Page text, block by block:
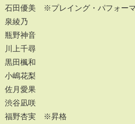
石田優美 ※プレイング・パフォー
泉綾乃
瓶野神音
川上千尋
黒田楓和
小嶋花梨
佐月愛果
渋谷凪咲
福野杏実 ※昇格